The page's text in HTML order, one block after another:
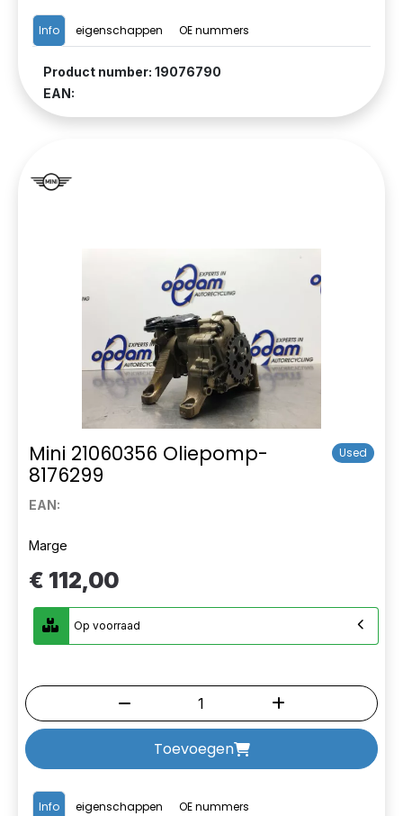
Info eigenschappen OE nummers
Product number: 19076790
EAN:
Mini 21060356 Oliepomp-
8176299
Used
EAN:
Info eigenschappen OE nummers
Marge
€ 112,00
Op voorraad
Toevoegen